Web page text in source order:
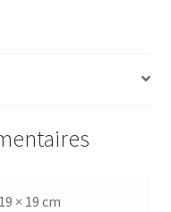
19 × 19 cm